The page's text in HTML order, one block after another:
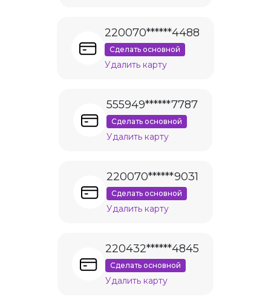
220070******4488
Сделать основной
Удалить карту
555949******7787
Сделать основной
Удалить карту
220070******9031
Сделать основной
Удалить карту
220432******4845
Сделать основной
Удалить карту